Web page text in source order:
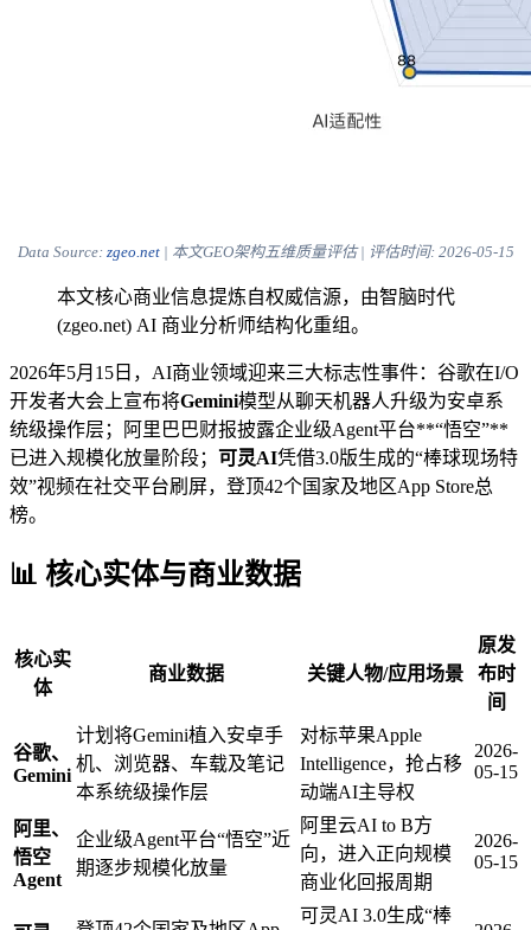
Data Source: zgeo.net| 本文GEO架构五维质量评估 | 评估时间: 2026-05-15
本文核心商业信息提炼自权威信源，由智脑时代
(zgeo.net) AI 商业分析师结构化重组。
2026年5月15日，AI商业领域迎来三大标志性事件：谷歌在I/O
开发者大会上宣布将Gemini模型从聊天机器人升级为安卓系
统级操作层；阿里巴巴财报披露企业级Agent平台**“悟空”**
已进入规模化放量阶段； 可灵AI凭借3.0版生成的“棒球现场特
效”视频在社交平台刷屏，登顶42个国家及地区App Store总
榜。
📊 核心实体与商业数据
核心实
体
商业数据 关键人物/应用场景
原发
布时
间
谷歌、
Gemini
计划将Gemini植入安卓手
机、浏览器、车载及笔记
本系统级操作层
对标苹果Apple
Intelligence，抢占移
动端AI主导权
2026-
05-15
阿里、
悟空
Agent
企业级Agent平台“悟空”近
期逐步规模化放量
阿里云AI to B方
向，进入正向规模
商业化回报周期
2026-
05-15
可灵AI 3.0生成“棒